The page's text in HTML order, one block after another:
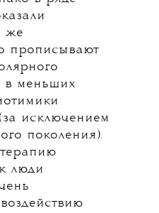
же
прописывают
в меньших
исключением
поколения).
люди